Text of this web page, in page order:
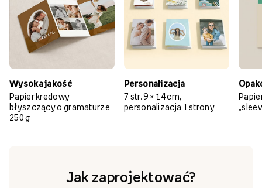
Wysoka jakość
Papier kredowy
błyszczący o gramaturze
250 g
Personalizacja
7 str. 9 × 14 cm,
personalizacja 1 strony
Jak zaprojektować?